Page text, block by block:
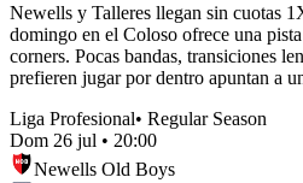
Newells y Talleres llegan sin cuotas
domingo en el Coloso ofrece una
corners. Pocas bandas, transiciones
prefieren jugar por dentro apuntan a
Liga Profesional• Regular Season
Dom 26 jul • 20:00
Newells Old Boys